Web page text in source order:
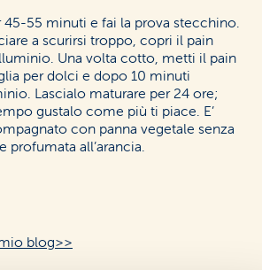
45-55 minuti e fai la prova stecchino.
a scurirsi troppo, copri il pain
Una volta cotto, metti il pain
per dolci e dopo 10 minuti
Lascialo maturare per 24 ore;
gustalo come più ti piace. E’
con panna vegetale senza
profumata all’arancia.
blog>>